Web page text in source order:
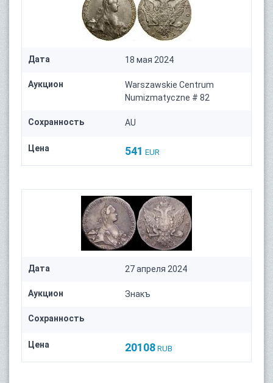
Дата 18 мая 2024
Аукцион
Warszawskie Centrum
Numizmatyczne # 82
Сохранность AU
Цена 541 EUR
Дата 27 апреля 2024
Аукцион Знакъ
Сохранность
Цена 20108 RUB